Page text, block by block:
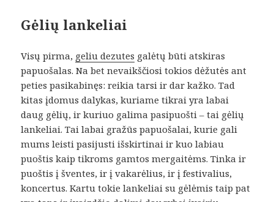
Gėlių lankeliai
Visų pirma, geliu dezutes galėtų būti atskiras
papuošalas. Na bet nevaikščiosi tokios dėžutės ant
peties pasikabinęs: reikia tarsi ir dar kažko. Tad
kitas įdomus dalykas, kuriame tikrai yra labai
daug gėlių, ir kuriuo galima pasipuošti – tai gėlių
lankeliai. Tai labai gražūs papuošalai, kurie gali
mums leisti pasijusti išskirtinai ir kuo labiau
puoštis kaip tikroms gamtos mergaitėms. Tinka ir
puoštis į šventes, ir į vakarėlius, ir į festivalius,
koncertus. Kartu tokie lankeliai su gėlėmis taip pat